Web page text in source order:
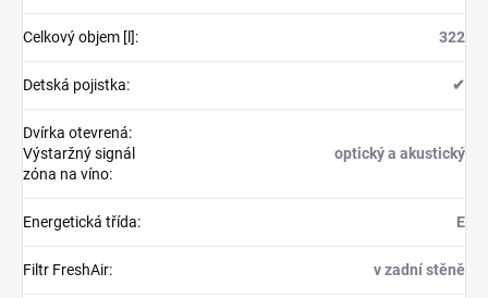
Celkový objem [l]: 322
Detská pojistka: ✔
Dvírka otevrená:
Výstaržný signál
zóna na víno:
optický a akustický
Energetická třída: E
Filtr FreshAir: v zadní stěně